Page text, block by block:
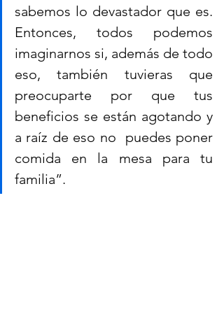
sabemos lo devastador que es.
Entonces, todos podemos
imaginarnos si, además de todo
eso, también tuvieras que
preocuparte por que tus
beneficios se están agotando y
a raíz de eso no  puedes poner
comida en la mesa para tu
familia”.